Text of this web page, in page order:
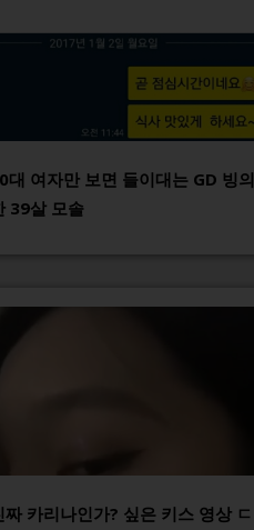
대 여자만 보면 들이대는 GD 빙의
39살 모솔
짜 카리나인가? 싶은 키스 영상 ㄷ